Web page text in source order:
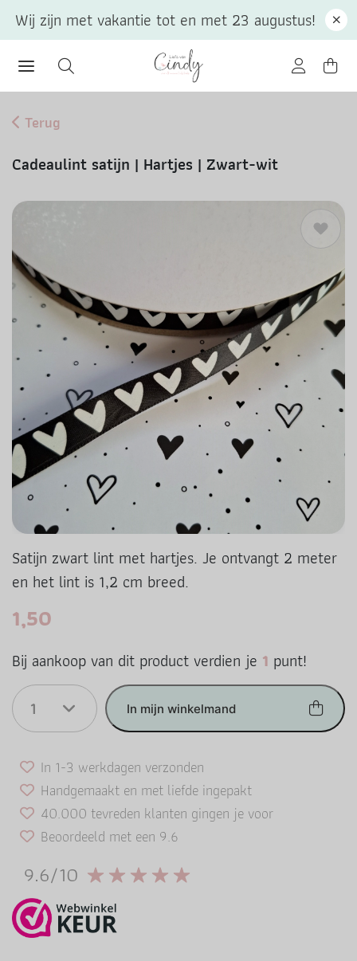
Terug
Cadeaulint satijn | Hartjes | Zwart-wit
Satijn zwart lint met hartjes. Je ontvangt 2 meter
en het lint is 1,2 cm breed.
1,50
Bij aankoop van dit product verdien je 1 punt!
1
In mijn winkelmand
In 1-3 werkdagen verzonden
Handgemaakt en met liefde ingepakt
40.000 tevreden klanten gingen je voor
Beoordeeld met een 9.6
9.6/10
Wij zijn met vakantie tot en met 23 augustus!